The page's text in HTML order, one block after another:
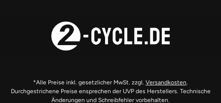
*Alle Preise inkl. gesetzlicher MwSt. zzgl. Versandkosten.
Durchgestrichene Preise ensprechen der UVP des Herstellers. Technische
Änderungen und Schreibfehler vorbehalten.